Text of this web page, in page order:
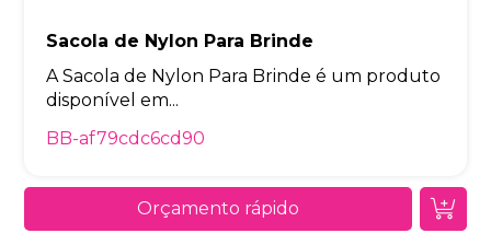
Sacola de Nylon Para Brinde
A Sacola de Nylon Para Brinde é um produto
disponível em...
BB-af79cdc6cd90
Orçamento rápido